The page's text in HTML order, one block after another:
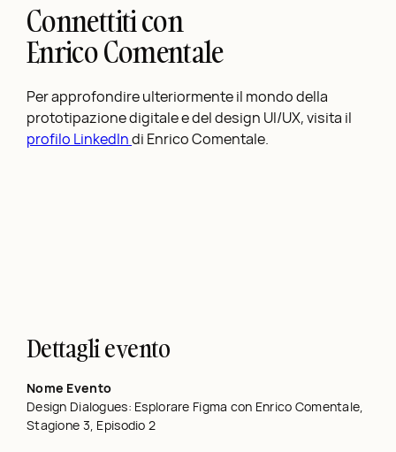
Connettiti con
Enrico Comentale
Per approfondire ulteriormente il mondo della
prototipazione digitale e del design UI/UX, visita il
profilo LinkedIndi Enrico Comentale.
Dettagli evento
Nome Evento
Design Dialogues: Esplorare Figma con Enrico Comentale,
Stagione 3, Episodio 2